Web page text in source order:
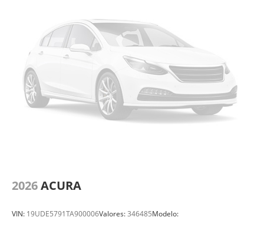
2026ACURA
VIN: 19UDE5791TA900006Valores:346485Modelo: